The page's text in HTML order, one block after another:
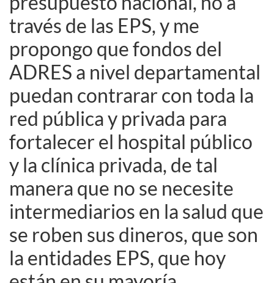
través de las EPS, y me
propongo que fondos del
ADRES a nivel departamental
puedan contrarar con toda la
red pública y privada para
fortalecer el hospital público
y la clínica privada, de tal
manera que no se necesite
intermediarios en la salud que
se roben sus dineros, que son
la entidades EPS, que hoy